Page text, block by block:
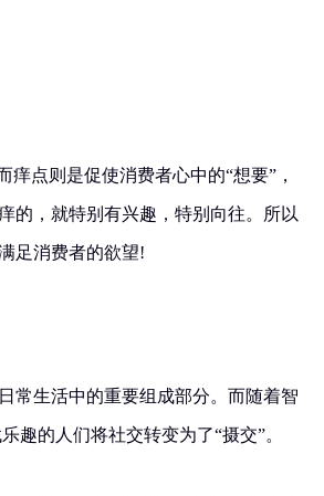
点则是促使消费者心中的“想要”，
的，就特别有兴趣，特别向往。所以
足消费者的欲望!
常生活中的重要组成部分。而随着智
趣的人们将社交转变为了“摄交”。